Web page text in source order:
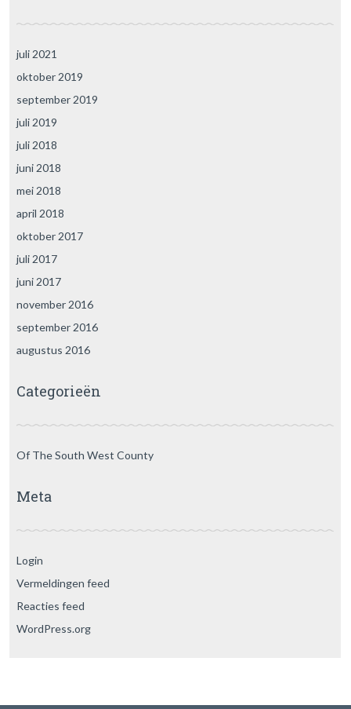
juli 2021
oktober 2019
september 2019
juli 2019
juli 2018
juni 2018
mei 2018
april 2018
oktober 2017
juli 2017
juni 2017
november 2016
september 2016
augustus 2016
Categorieën
Of The South West County
Meta
Login
Vermeldingen feed
Reacties feed
WordPress.org